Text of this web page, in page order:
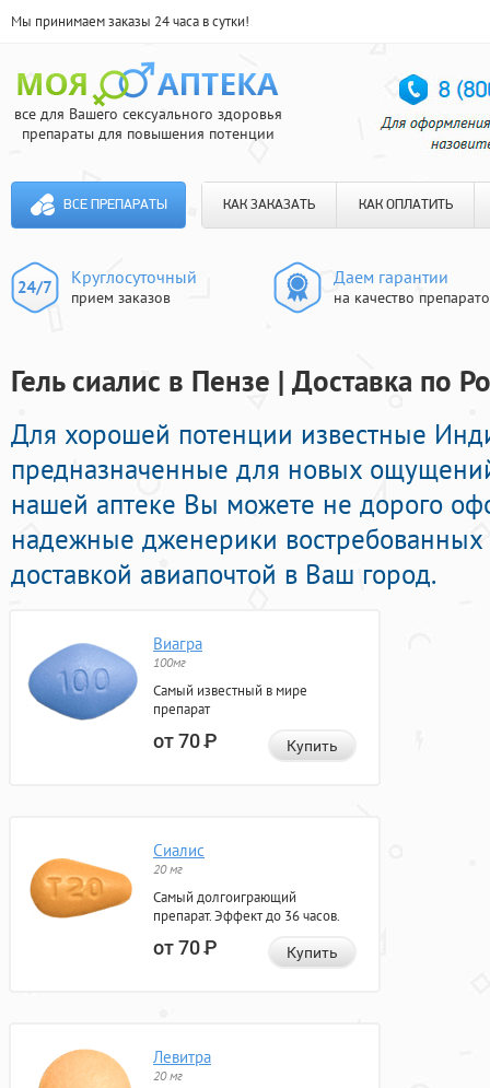
Мы принимаем заказы 24 часа в сутки!
все для Вашего сексуального здоровья
препараты для повышения потенции
ВСЕ ПРЕПАРАТЫ КАК ЗАКАЗАТЬ КАК ОПЛАТИТЬ
Круглосуточный
прием заказов
Даем гарантии
на качество
Гель сиалис в Пензе | Доставка по
Для хорошей потенции известные
предназначенные для новых
нашей аптеке Вы можете не дорого
надежные дженерики
доставкой авиапочтой в Ваш город.
Виагра
100мг
Самый известный в мире
препарат
от 70Р Купить
Сиалис
20 мг
Самый долгоиграющий
препарат. Эффект до 36 часов.
от 70Р Купить
Левитра
20 мг